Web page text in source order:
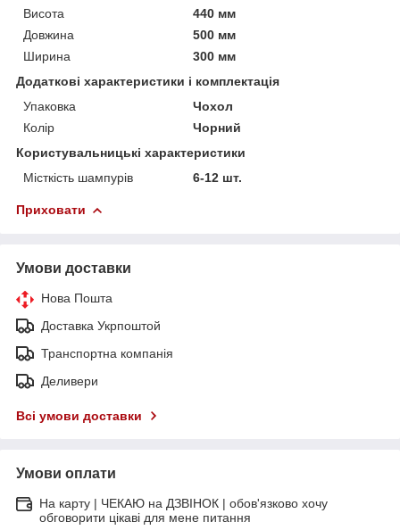
Висота
440 мм
Довжина
500 мм
Ширина
300 мм
Додаткові характеристики і комплектація
Упаковка
Чохол
Колір
Чорний
Користувальницькі характеристики
Місткість шампурів
6-12 шт.
Приховати
Умови доставки
Нова Пошта
Доставка Укрпоштой
Транспортна компанія
Деливери
Всі умови доставки
Умови оплати
На карту | ЧЕКАЮ на ДЗВІНОК | обов'язково хочу
обговорити цікаві для мене питання